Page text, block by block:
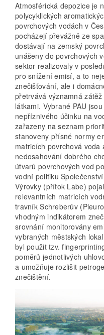
Atmosférická depozice je
polycyklických
povrchových vodách v
pocházejí převážně ze
dostávají na zemský
unášeny do povrchových
sektor realizovaly v
pro snížení emisí, a to
znečišťování, ale i
přetrvává významná
látkami. Vybrané PAU
nepříznivého účinku na
zařazeny na seznam
stanoveny přísné normy
matricích povrchová voda
nedosahování dobrého
útvarů povrchových vod
vodní politiku
Výrovky (přítok Labe)
relevantních matricích
travník Schreberův
vhodným indikátorem
srovnání monitorovány
vybraných městských
byl použit tzv.
poměrů jednotlivých
a umožňuje rozlišit
znečištění.